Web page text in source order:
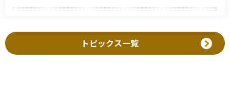
トピックス一覧